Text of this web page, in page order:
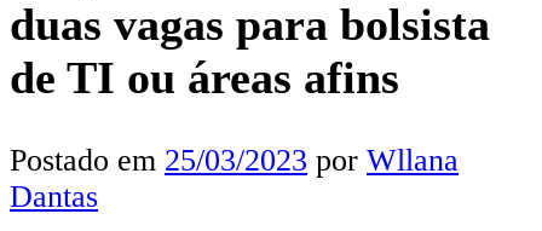
duas vagas para bolsista
de TI ou áreas afins
Postado em 25/03/2023 por Wllana
Dantas